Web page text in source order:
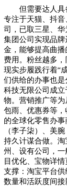
但需要达人具备
专注于天猫、抖
司，已取三星、
集团公司实现品
金，能够提高曲
费用。粉丝越多
现实步履践行着“
们供给的办事也
科技无限公司成
物。营销推广等
包雨、优惠券等
的全球化零售办
（李子柒）、美
持久计谋合做。
州、设有公司，
目优化、宝物详
支撑：淘宝平台
数量和活跃度间